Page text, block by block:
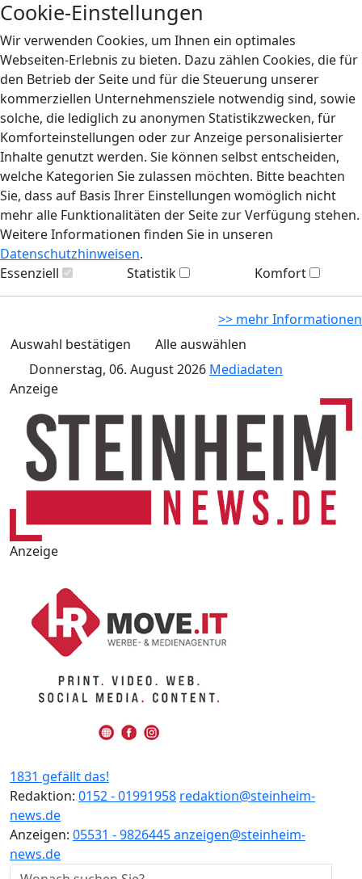
Cookie-Einstellungen
Wir verwenden Cookies, um Ihnen ein optimales
Webseiten-Erlebnis zu bieten. Dazu zählen Cookies, die für
den Betrieb der Seite und für die Steuerung unserer
kommerziellen Unternehmensziele notwendig sind, sowie
solche, die lediglich zu anonymen Statistikzwecken, für
Komforteinstellungen oder zur Anzeige personalisierter
Inhalte genutzt werden. Sie können selbst entscheiden,
welche Kategorien Sie zulassen möchten. Bitte beachten
Sie, dass auf Basis Ihrer Einstellungen womöglich nicht
mehr alle Funktionalitäten der Seite zur Verfügung stehen.
Weitere Informationen finden Sie in unseren
Datenschutzhinweisen.
Essenziell
Statistik Komfort
>> mehr Informationen
Auswahl bestätigen
Alle auswählen
Donnerstag, 06. August 2026 Mediadaten
Anzeige
Anzeige
1831 gefällt das!
Redaktion: 0152 - 01991958 redaktion@steinheim-
news.de
Anzeigen: 05531 - 9826445anzeigen@steinheim-
news.de